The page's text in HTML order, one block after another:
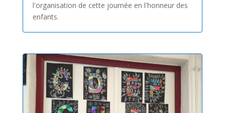
l'organisation de cette journée en l'honneur des
enfants.